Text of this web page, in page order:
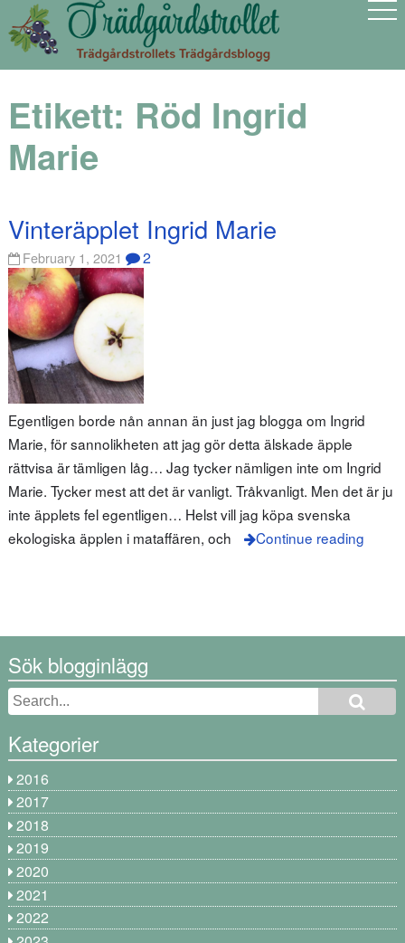
Etikett: Röd Ingrid
Marie
Vinteräpplet Ingrid Marie
February 1, 2021 2
Egentligen borde nån annan än just jag blogga om Ingrid
Marie, för sannolikheten att jag gör detta älskade äpple
rättvisa är tämligen låg… Jag tycker nämligen inte om Ingrid
Marie. Tycker mest att det är vanligt. Tråkvanligt. Men det är ju
inte äpplets fel egentligen… Helst vill jag köpa svenska
ekologiska äpplen i mataffären, och
Continue reading
Sök blogginlägg
Kategorier
2016
2017
2018
2019
2020
2021
2022